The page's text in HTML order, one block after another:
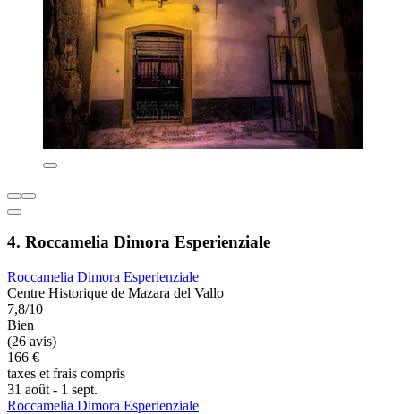
4. Roccamelia Dimora Esperienziale
Roccamelia Dimora Esperienziale
Centre Historique de Mazara del Vallo
7,8/10
Bien
(26 avis)
166 €
taxes et frais compris
31 août - 1 sept.
Roccamelia Dimora Esperienziale